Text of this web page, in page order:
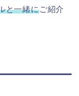
と一緒にご紹介